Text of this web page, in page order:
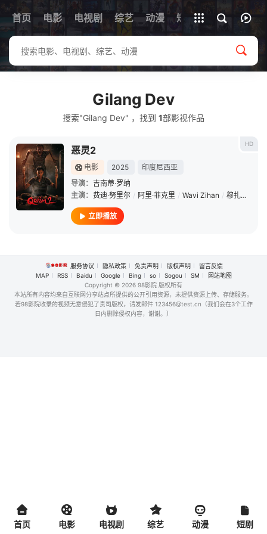
首页 电影 电视剧 综艺 动漫 短剧
全部影片
Gilang Dev
搜索"Gilang Dev" ，找到 1部影视作品
HD
恶灵2
电影 2025
印度尼西亚
导演： 吉南蒂·罗纳
主演： 费迪·努里尔 / 阿里·菲克里 / Wavi Zihan / 穆扎基·拉姆丹
立即播放
服务协议 隐私政策 免责声明 版权声明
留言反馈
MAP
RSS Baidu Google Bing so Sogou SM
网站地图
Copyright © 2026 98影院 版权所有
本站所有内容均来自互联网分享站点所提供的公开引用资源，未提供资源上传、存储服务。
若98影院收录的视频无意侵犯了贵司版权，请发邮件 123456@test.cn（我们会在3个工作
日内删除侵权内容，谢谢。）
首页 电影 电视剧 综艺 动漫 短剧